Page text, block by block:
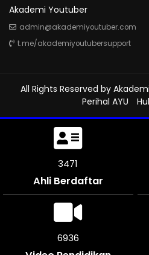
Akademi Youtuber
admin@akademiyoutuber.com
t.me/akademiyoutubersupport
All Rights Reserved by
Perihal AYU
3825
Ahli Berdaftar
7650